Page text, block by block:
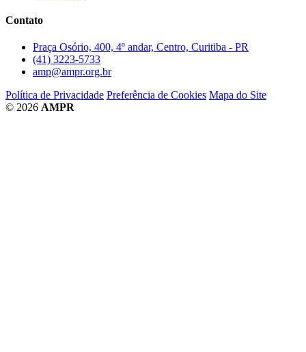
Contato
Praça Osório, 400, 4º andar, Centro, Curitiba - PR
(41) 3223-5733
amp@ampr.org.br
Política de Privacidade Preferência de Cookies Mapa do Site
© 2026 AMPR